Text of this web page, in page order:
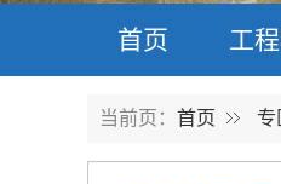
首页 工
当前页： 首页 专